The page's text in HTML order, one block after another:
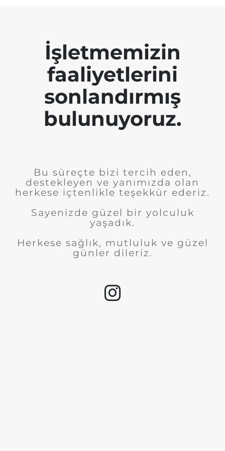
İşletmemizin
faaliyetlerini
sonlandırmış
bulunuyoruz.
Bu süreçte bizi tercih eden,
destekleyen ve yanımızda olan
herkese içtenlikle teşekkür ederiz.
Sayenizde güzel bir yolculuk
yaşadık.
Herkese sağlık, mutluluk ve güzel
günler dileriz.